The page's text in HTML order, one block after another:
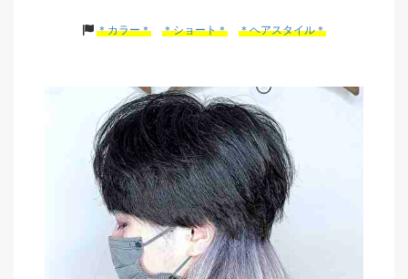
＊カラー＊ ＊ショート＊ ＊ヘアスタイル＊